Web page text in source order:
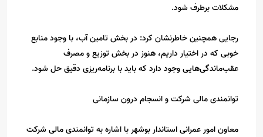
مشکلات برطرف شود.
رجایی همچنین خاطرنشان کرد: در بخش تامین آب، با وجود منابع
خوبی که در اختیار داریم، هنوز در بخش توزیع و مصرف
عقب‌ماندگی‌هایی وجود دارد که باید با برنامه‌ریزی دقیق حل شود.
توانمندی مالی شرکت و انسجام درون سازمانی
معاون امور عمرانی استاندار بوشهر با اشاره به توانمندی مالی شرکت